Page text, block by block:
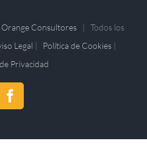
Orange Consultores| Todos los
Legal | Política de Cookies|
Privacidad
Facebook